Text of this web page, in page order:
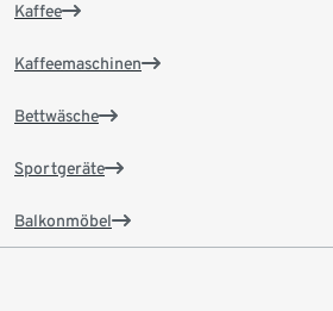
Kaffee
Kaffeemaschinen
Bettwäsche
Sportgeräte
Balkonmöbel